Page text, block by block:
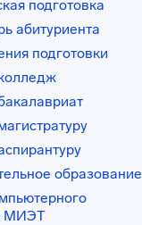
подготовка
абитуриента
подготовки
образование
МИЭТ